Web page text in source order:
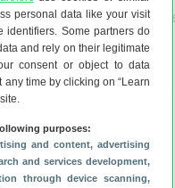
personal data like your visit
identifiers. Some partners do
and rely on their legitimate
consent or object to data
time by clicking on “Learn
purposes:
and content, advertising
and services development,
through device scanning,
Tot 30 uur
Bluetooth 5.2
Release: 05 /